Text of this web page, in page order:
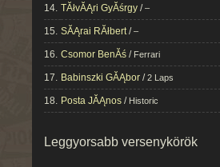
14. TĂłvĂĄri GyĂśrgy /–
15. SĂĄrai RĂłbert/–
16. Csomor BenĂś / Ferrari
17. Babinszki GĂĄbor /2 Laps
18. Posta JĂĄnos / Historic
Leggyorsabb versenykörök